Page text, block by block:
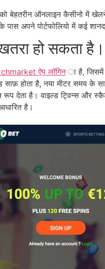
ऑनलाइन कैसीनो में
अपने पोर्टफोलियो में कई
हो सकता है।
ऐप लॉगिना है, जिसमें
है, नया मीटर समय के साथ
देता है। वाइल्ड ट्विन्स और
है।